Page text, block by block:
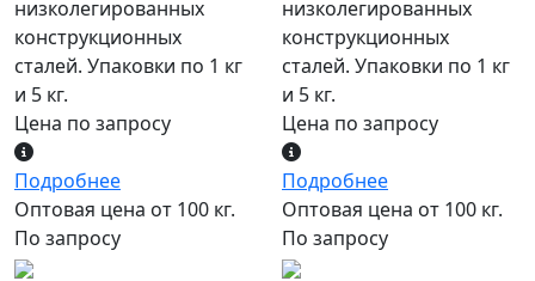
низколегированных
конструкционных
сталей. Упаковки по 1 кг
и 5 кг.
Цена по запросу
Подробнее
Оптовая цена от 100 кг.
По запросу
низколегированных
конструкционных
сталей. Упаковки по 1 кг
и 5 кг.
Цена по запросу
Подробнее
Оптовая цена от 100 кг.
По запросу